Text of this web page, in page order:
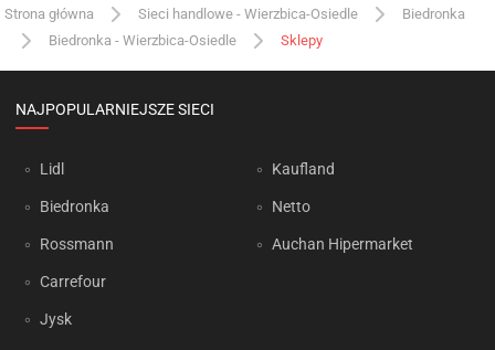
Strona główna Sieci handlowe - Wierzbica-Osiedle
Biedronka
Biedronka - Wierzbica-Osiedle
Sklepy
NAJPOPULARNIEJSZE SIECI
Lidl
Biedronka
Rossmann
Carrefour
Jysk
Kaufland
Netto
Auchan Hipermarket